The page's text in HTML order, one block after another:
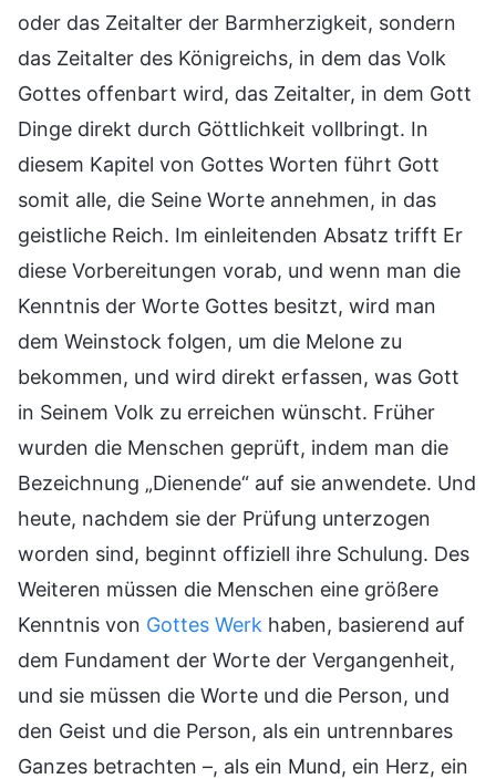
oder das Zeitalter der Barmherzigkeit, sondern
das Zeitalter des Königreichs, in dem das Volk
Gottes offenbart wird, das Zeitalter, in dem Gott
Dinge direkt durch Göttlichkeit vollbringt. In
diesem Kapitel von Gottes Worten führt Gott
somit alle, die Seine Worte annehmen, in das
geistliche Reich. Im einleitenden Absatz trifft Er
diese Vorbereitungen vorab, und wenn man die
Kenntnis der Worte Gottes besitzt, wird man
dem Weinstock folgen, um die Melone zu
bekommen, und wird direkt erfassen, was Gott
in Seinem Volk zu erreichen wünscht. Früher
wurden die Menschen geprüft, indem man die
Bezeichnung „Dienende“ auf sie anwendete. Und
heute, nachdem sie der Prüfung unterzogen
worden sind, beginnt offiziell ihre Schulung. Des
Weiteren müssen die Menschen eine größere
Kenntnis von Gottes Werk haben, basierend auf
dem Fundament der Worte der Vergangenheit,
und sie müssen die Worte und die Person, und
den Geist und die Person, als ein untrennbares
Ganzes betrachten –, als ein Mund, ein Herz, ein